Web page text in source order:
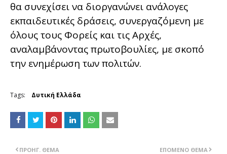
θα συνεχίσει να διοργανώνει ανάλογες
εκπαιδευτικές δράσεις, συνεργαζόμενη με
όλους τους Φορείς και τις Αρχές,
αναλαμβάνοντας πρωτοβουλίες, με σκοπό
την ενημέρωση των πολιτών.
Tags: Δυτική Ελλάδα
ΕΠΌΜΕΝΟ ΘΈΜΑ
ΠΡΟΗΓ. ΘΈΜΑ